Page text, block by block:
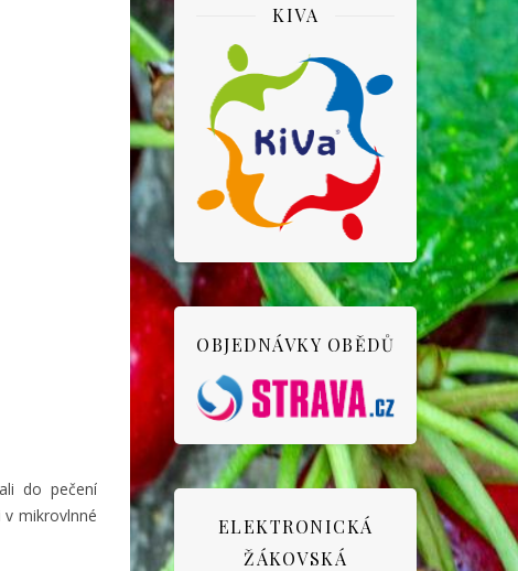
do pečení
mikrovlnné
KIVA
OBJEDNÁVKY OBĚDŮ
ELEKTRONICKÁ
ŽÁKOVSKÁ